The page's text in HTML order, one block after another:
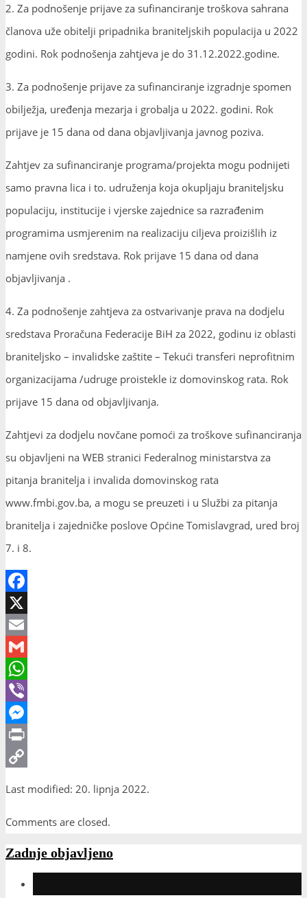
2. Za podnošenje prijave za sufinanciranje troškova sahrana
članova uže obitelji pripadnika braniteljskih populacija u 2022
godini. Rok podnošenja zahtjeva je do 31.12.2022.godine.
3. Za podnošenje prijave za sufinanciranje izgradnje spomen
obilježja, uređenja mezarja i grobalja u 2022. godini. Rok
prijave je 15 dana od dana objavljivanja javnog poziva.
Zahtjev za sufinanciranje programa/projekta mogu podnijeti
samo pravna lica i to. udruženja koja okupljaju braniteljsku
populaciju, institucije i vjerske zajednice sa razrađenim
programima usmjerenim na realizaciju ciljeva proizišlih iz
namjene ovih sredstava. Rok prijave 15 dana od dana
objavljivanja .
4. Za podnošenje zahtjeva za ostvarivanje prava na dodjelu
sredstava Proračuna Federacije BiH za 2022, godinu iz oblasti
braniteljsko – invalidske zaštite – Tekući transferi neprofitnim
organizacijama /udruge proistekle iz domovinskog rata. Rok
prijave 15 dana od objavljivanja.
Zahtjevi za dodjelu novčane pomoći za troškove sufinanciranja
su objavljeni na WEB stranici Federalnog ministarstva za
pitanja branitelja i invalida domovinskog rata
www.fmbi.gov.ba, a mogu se preuzeti i u Službi za pitanja
branitelja i zajedničke poslove Općine Tomislavgrad, ured broj
7. i 8.
Facebook
X
Email
Gmail
WhatsApp
Viber
Messenger
Print
Last modified: 20. lipnja 2022.
Comments are closed.
Zadnje objavljeno